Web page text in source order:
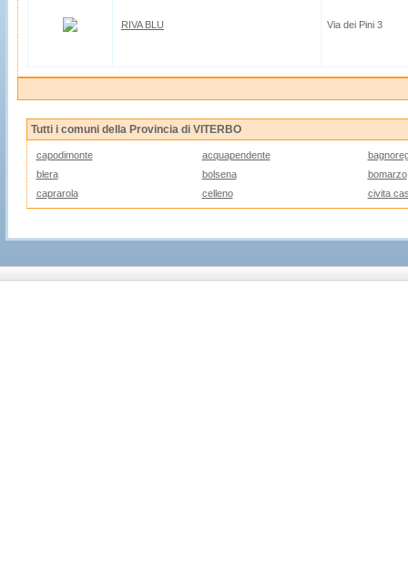
RIVA BLU Via dei Pini 3
Tutti i comuni della Provincia di VITERBO
capodimonte acquapendente
blera
bolsena
bomarzo
caprarola
celleno civita